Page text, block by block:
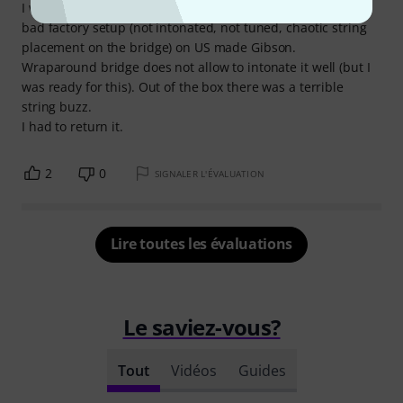
I was unpleasantly surprised to see unpolished frets and
bad factory setup (not intonated, not tuned, chaotic string
placement on the bridge) on US made Gibson.
Wraparound bridge does not allow to intonate it well (but I
was ready for this). Out of the box there was a terrible
string buzz.
I had to return it.
2 0 SIGNALER L'ÉVALUATION
Lire toutes les évaluations
Le saviez-vous?
Tout Vidéos Guides